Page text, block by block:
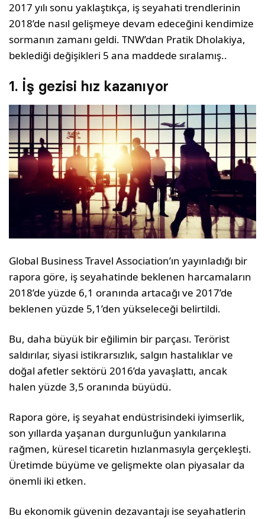
2017 yılı sonu yaklaştıkça, iş seyahati trendlerinin
2018’de nasıl gelişmeye devam edeceğini kendimize
sormanın zamanı geldi. TNW’dan Pratik Dholakiya,
beklediği değişikleri 5 ana maddede sıralamış..
1. İş gezisi hız kazanıyor
Global Business Travel Association’ın yayınladığı bir
rapora göre, iş seyahatinde beklenen harcamaların
2018’de yüzde 6,1 oranında artacağı ve 2017’de
beklenen yüzde 5,1’den yükseleceği belirtildi.
Bu, daha büyük bir eğilimin bir parçası. Terörist
saldırılar, siyasi istikrarsızlık, salgın hastalıklar ve
doğal afetler sektörü 2016’da yavaşlattı, ancak
halen yüzde 3,5 oranında büyüdü.
Rapora göre, iş seyahat endüstrisindeki iyimserlik,
son yıllarda yaşanan durgunluğun yankılarına
rağmen, küresel ticaretin hızlanmasıyla gerçekleşti.
Üretimde büyüme ve gelişmekte olan piyasalar da
önemli iki etken.
Bu ekonomik güvenin dezavantajı ise seyahatlerin